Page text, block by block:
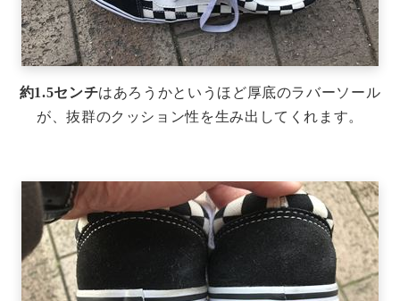
約1.5センチはあろうかというほど厚底のラバーソール
が、抜群のクッション性を生み出してくれます。